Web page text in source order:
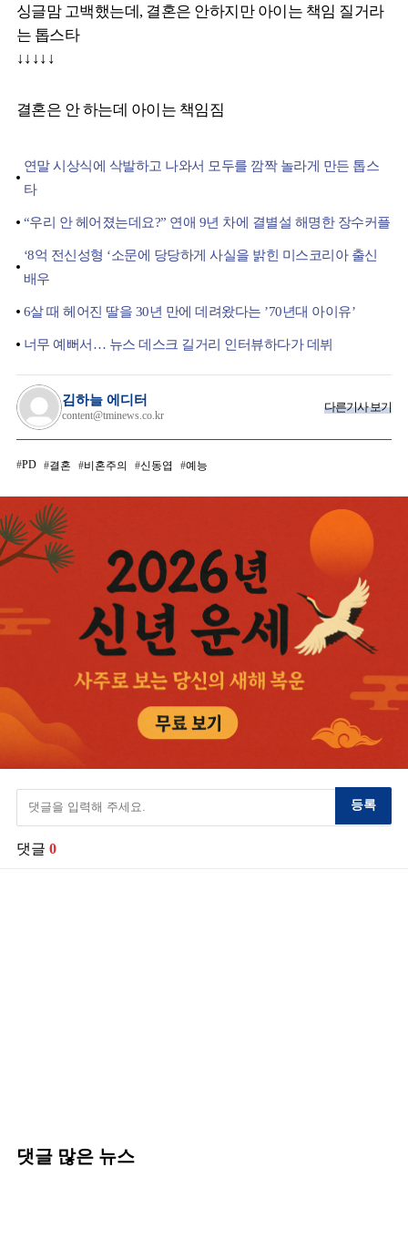
싱글맘 고백했는데, 결혼은 안하지만 아이는 책임 질거라
는 톱스타
↓↓↓↓↓
결혼은 안 하는데 아이는 책임짐
연말 시상식에 삭발하고 나와서 모두를 깜짝 놀라게 만든 톱스
타
“우리 안 헤어졌는데요?” 연애 9년 차에 결별설 해명한 장수커플
‘8억 전신성형 ‘소문에 당당하게 사실을 밝힌 미스코리아 출신
배우
6살 때 헤어진 딸을 30년 만에 데려왔다는 ’70년대 아이유’
너무 예뻐서… 뉴스 데스크 길거리 인터뷰하다가 데뷔
김하늘 에디터
content@tminews.co.kr
다른기사 보기
PD 결혼 비혼주의 신동엽 예능
등록
댓글 0
댓글 많은 뉴스